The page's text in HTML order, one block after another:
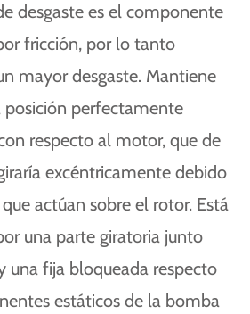
desgaste es el componente
fricción, por lo tanto
mayor desgaste. Mantiene
posición perfectamente
respecto al motor, que de
excéntricamente debido
actúan sobre el rotor. Está
una parte giratoria junto
una fija bloqueada respecto
estáticos de la bomba